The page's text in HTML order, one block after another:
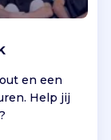
en een
Help jij